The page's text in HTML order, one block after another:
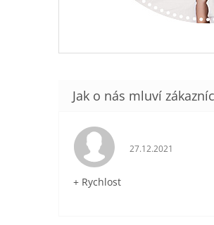
Hodnocení
27.12.2021
+ Rychlost